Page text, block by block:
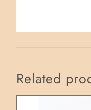
Related